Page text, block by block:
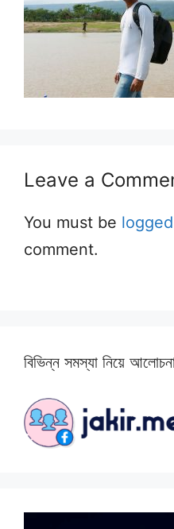
Leave a
You must be
comment.
বিভিন্ন সমস্যা নিয়ে